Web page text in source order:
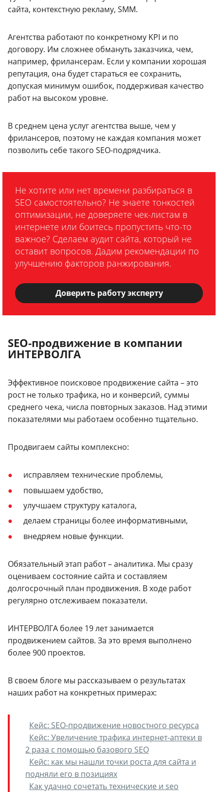
сайта, контекстную рекламу, SMM.
Агентства работают по конкретному KPI и по
договору. Им сложнее обмануть заказчика, чем,
например, фрилансерам. Если у компании хорошая
репутация, она будет стараться ее сохранить,
допуская минимум ошибок, поддерживая качество
работ на высоком уровне.
В среднем цена услуг агентства выше, чем у
фрилансеров, поэтому не каждая компания может
позволить себе такого SEO-подрядчика.
Не хотите или нет времени разбираться в
SEO самостоятельно? Не знаете тонкостей
оптимизации, не доверяете чек-листам в
интернете или боитесь пропустить что-то
важное? Сделаем аудит сайта, который не
оставит вопросов. Дадим рекомендации по
улучшению факторов ранжирования.
Доверить работу эксперту
SEO-продвижение в компании
ИНТЕРВОЛГА
Эффективное поисковое продвижение сайта – это
рост не только трафика, но и конверсий, суммы
среднего чека, числа повторных заказов. Над этими
показателями мы работаем особенно тщательно.
Продвигаем сайты комплексно:
исправляем технические проблемы,
повышаем удобство,
улучшаем структуру каталога,
делаем страницы более информативными,
внедряем новые функции.
Обязательный этап работ – аналитика. Мы сразу
оцениваем состояние сайта и составляем
долгосрочный план продвижения. В ходе работ
регулярно отслеживаем показатели.
ИНТЕРВОЛГА более 19 лет занимается
продвижением сайтов. За это время выполнено
более 900 проектов.
В своем блоге мы рассказываем о результатах
наших работ на конкретных примерах:
Кейс: SEO-продвижение новостного ресурса
Кейс: Увеличение трафика интернет-аптеки в
2 раза с помощью базового SEO
Кейс: как мы нашли точки роста для сайта и
подняли его в позициях
Как удачно сочетать технические и seo